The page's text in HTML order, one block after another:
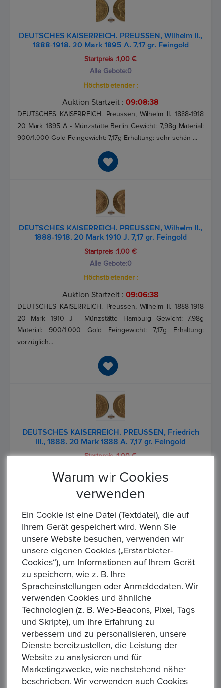
DEUTSCHES KAISERREICH. PREUSSEN, Wilhelm II.,
1888-1918. 20 Mark 1895 A. 7,17 gr. Feingold
Startpreis :1,00 €
Alle Gebote:0
Höchstbietender :
Auktion Startzeit :09:08:37
DEUTSCHES KAISERREICH. Preussen, Wilhelm II. 1888-1918
20 Mark 1895 A - Münzstätte Berlin Gewicht: 7,98g Material:
900/1.000 Gold Feingewicht: 7,17g Erhaltung: sehr schön ...
DEUTSCHES KAISERREICH. PREUSSEN, Wilhelm II.,
1888-1918. 20 Mark 1910 J. 7,17 gr. Feingold
Startpreis :1,00 €
Alle Gebote:0
Höchstbietender :
Auktion Startzeit :09:06:37
DEUTSCHES KAISERREICH. Preussen, Wilhelm II. 1888-1918
20 Mark 1910 J - Münzstätte Hamburg Gewicht: 7,98g
Material: 900/1.000 Gold Feingewicht: 7,17g Erhaltung:
vorzüglich...
DEUTSCHES KAISERREICH. PREUSSEN, Friedrich
III., 1888. 20 Mark 1888 A. 7,17 gr. Feingold
Startpreis :1,00 €
Höchstbietender :
Auktion Startzeit :09:04:37
DEUTSCHES KAISERREICH. Preussen, Friedrich III. Kaiser
9.3. bis 15.6.1888 20 Mark 1888 A - Münzstätte Berlin
Gewicht: 7,98g Material: 900/1.000 Gold Feingewicht: 7,17g
DEUTSCHES KAISERREICH. WÜRTTEMBERG,
Wilhelm II., 1891-1918. 20 Mark 1894 F. 7,17 gr.
Feingold
Startpreis :1,00 €
Alle Gebote:0
Warum wir Cookies
verwenden
Ein Cookie ist eine Datei (Textdatei), die auf
Ihrem Gerät gespeichert wird. Wenn Sie
unsere Website besuchen, verwenden wir
unsere eigenen Cookies („Erstanbieter-
Cookies“), um Informationen auf Ihrem Gerät
zu speichern, wie z. B. Ihre
Spracheinstellungen oder Anmeldedaten. Wir
verwenden Cookies und ähnliche
Technologien (z. B. Web-Beacons, Pixel, Tags
und Skripte), um Ihre Erfahrung zu
verbessern und zu personalisieren, unsere
Dienste bereitzustellen, die Leistung der
Website zu analysieren und für
Marketingzwecke, wie nachstehend näher
beschrieben. Wir verwenden auch Cookies